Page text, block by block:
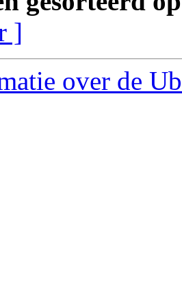
]
over de